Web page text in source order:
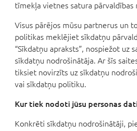
tīmekļa vietnes satura pārvaldības
Visus pārējos mūsu partnerus un
politikas meklējiet sīkdatņu
“Sīkdatņu apraksts”, nospiežot uz
sīkdatņu nodrošinātāja. Ar šīs
tiksiet novirzīts uz sīkdatņu
vai sīkdatņu politiku.
Kur tiek nodoti jūsu personas
Konkrēti sīkdatņu nodrošinātāji,